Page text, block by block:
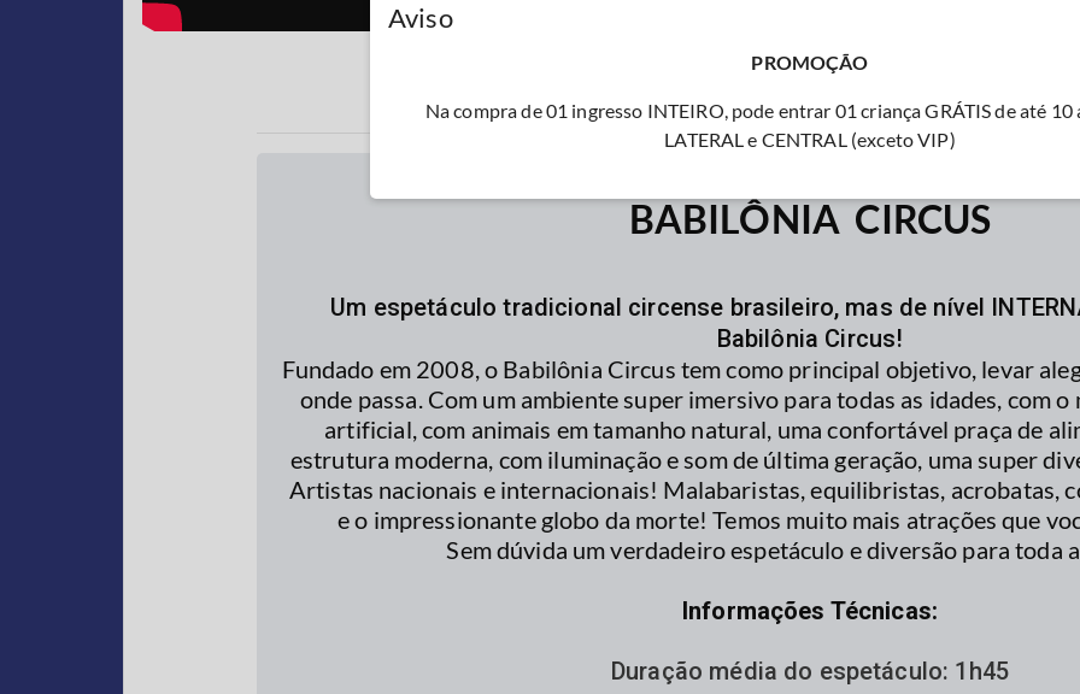
INFORMAÇÕES
BABILÔNIA CIRCUS
Um espetáculo tradicional circense brasileiro, mas de nível
Babilônia Circus!
Fundado em 2008, o Babilônia Circus tem como principal objetivo, levar
onde passa. Com um ambiente super imersivo para todas as idades, com
artificial, com animais em tamanho natural, uma confortável praça de
estrutura moderna, com iluminação e som de última geração, uma super
Artistas nacionais e internacionais! Malabaristas, equilibristas, acrobatas,
e o impressionante globo da morte! Temos muito mais atrações que
Sem dúvida um verdadeiro espetáculo e diversão para toda
Informações Técnicas:
Duração média do espetáculo: 1h45
Aviso
PROMOÇÃO
Na compra de 01 ingresso INTEIRO, pode entrar 01 criança GRÁTIS de até 10
LATERAL e CENTRAL (exceto VIP)